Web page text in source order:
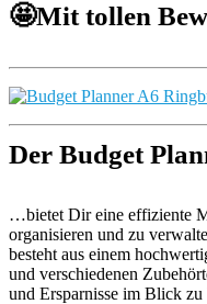
🤩Mit tollen
Der Budget
…bietet Dir eine effiziente
organisieren und zu
besteht aus einem
und verschiedenen
und Ersparnisse im Blick zu